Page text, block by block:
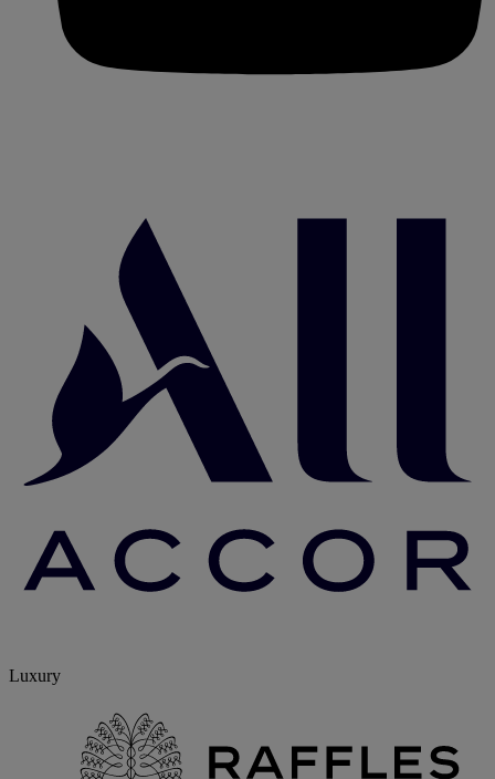
Luxury